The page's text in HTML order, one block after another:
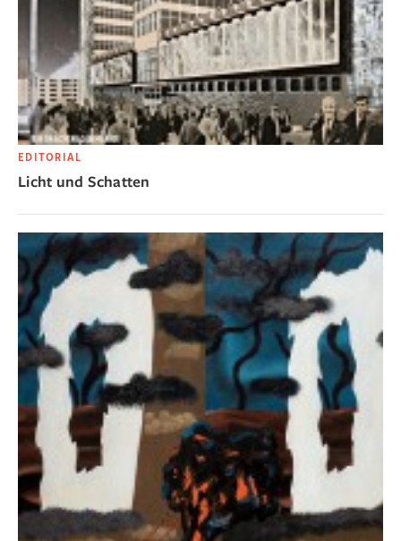
EDITORIAL
Licht und Schatten